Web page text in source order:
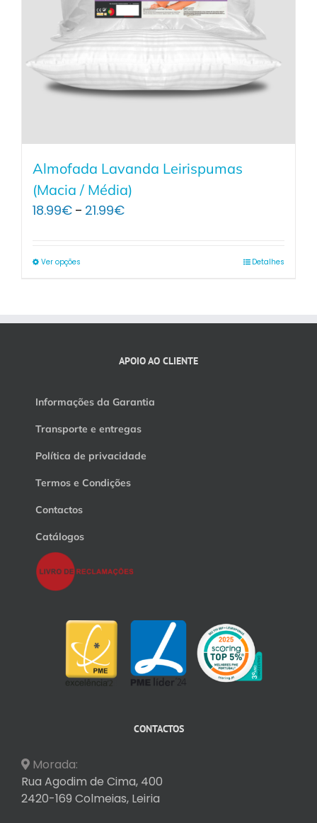
Almofada Lavanda Leirispumas
(Macia / Média)
18.99€ – 21.99€Price
Ver opções Detalhes
APOIO AO CLIENTE
Informações da Garantia
Transporte e entregas
Política de privacidade
Termos e Condições
Contactos
Catálogos
CONTACTOS
Morada:
Rua Agodim de Cima, 400
2420-169 Colmeias, Leiria